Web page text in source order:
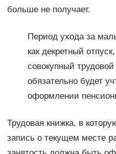
больше не получает.
Период ухода за
как декретный
совокупный
обязательно будет
оформлении
Трудовая книжка, в
запись о текущем месте